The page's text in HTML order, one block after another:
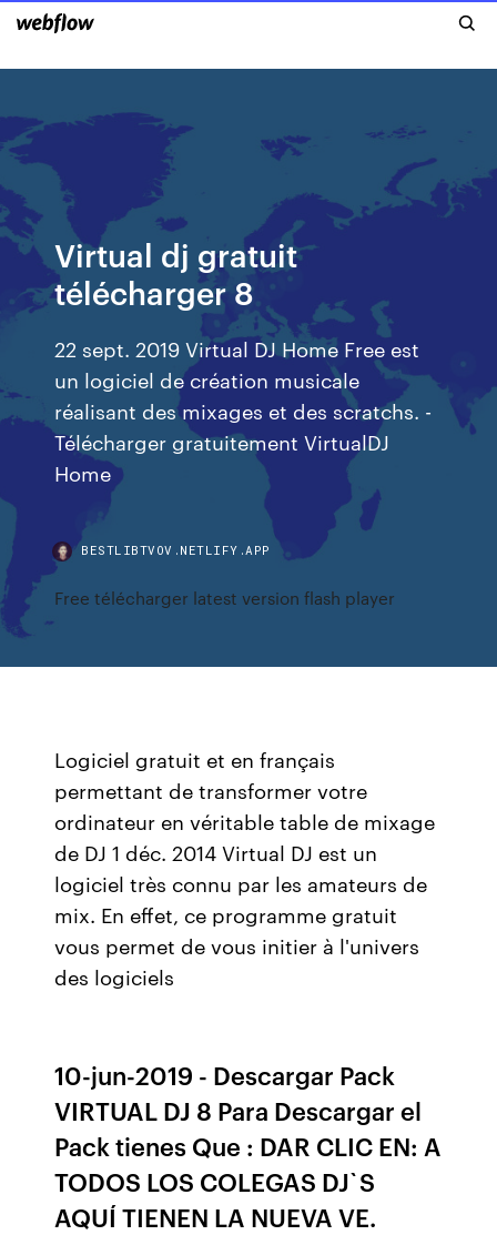
Virtual dj gratuit
télécharger 8
22 sept. 2019 Virtual DJ Home Free est
un logiciel de création musicale
réalisant des mixages et des scratchs. -
Télécharger gratuitement VirtualDJ
Home
BESTLIBTVOV.NETLIFY.APP
Free télécharger latest version flash player
Logiciel gratuit et en français
permettant de transformer votre
ordinateur en véritable table de mixage
de DJ 1 déc. 2014 Virtual DJ est un
logiciel très connu par les amateurs de
mix. En effet, ce programme gratuit
vous permet de vous initier à l'univers
des logiciels
10-jun-2019 - Descargar Pack
VIRTUAL DJ 8 Para Descargar el
Pack tienes Que : DAR CLIC EN: A
TODOS LOS COLEGAS DJ`S
AQUÍ TIENEN LA NUEVA VE.